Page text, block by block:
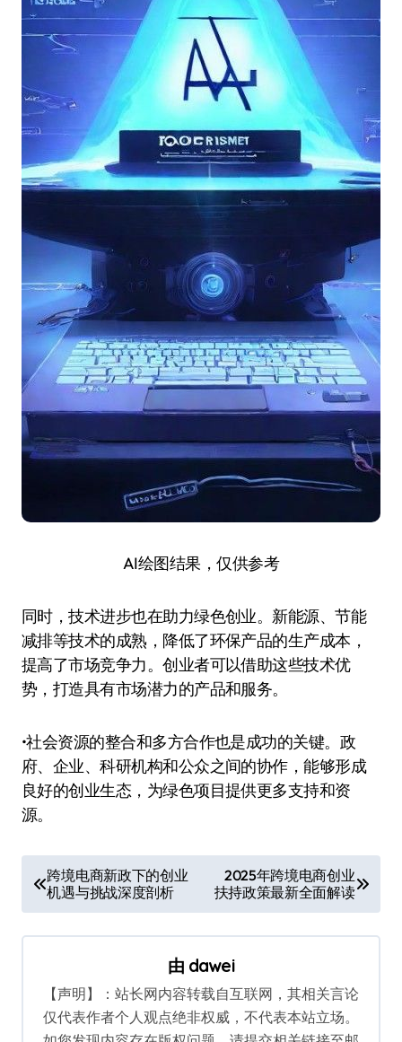
AI绘图结果，仅供参考
同时，技术进步也在助力绿色创业。新能源、节能
减排等技术的成熟，降低了环保产品的生产成本，
提高了市场竞争力。创业者可以借助这些技术优
势，打造具有市场潜力的产品和服务。
•社会资源的整合和多方合作也是成功的关键。政
府、企业、科研机构和公众之间的协作，能够形成
良好的创业生态，为绿色项目提供更多支持和资
源。
章
导
跨境电商新政下的创业
机遇与挑战深度剖析
2025年跨境电商创业
扶持政策最新全面解读
由 dawei
【声明】：站长网内容转载自互联网，其相关言论
仅代表作者个人观点绝非权威，不代表本站立场。